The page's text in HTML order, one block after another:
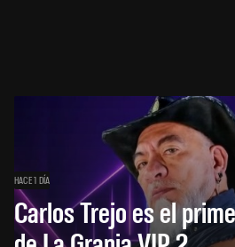
HACE 1 DÍA
Carlos Trejo es el